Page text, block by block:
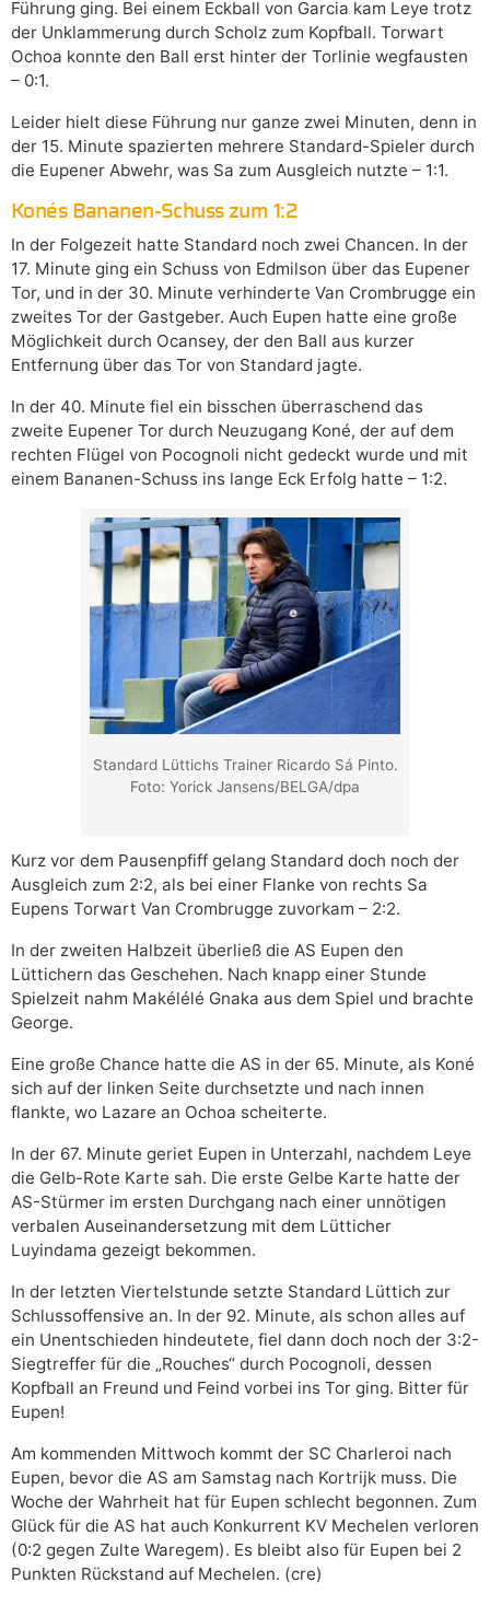
Führung ging. Bei einem Eckball von Garcia kam Leye trotz
der Unklammerung durch Scholz zum Kopfball. Torwart
Ochoa konnte den Ball erst hinter der Torlinie wegfausten
– 0:1.
Leider hielt diese Führung nur ganze zwei Minuten, denn in
der 15. Minute spazierten mehrere Standard-Spieler durch
die Eupener Abwehr, was Sa zum Ausgleich nutzte – 1:1.
Konés Bananen-Schuss zum 1:2
In der Folgezeit hatte Standard noch zwei Chancen. In der
17. Minute ging ein Schuss von Edmilson über das Eupener
Tor, und in der 30. Minute verhinderte Van Crombrugge ein
zweites Tor der Gastgeber. Auch Eupen hatte eine große
Möglichkeit durch Ocansey, der den Ball aus kurzer
Entfernung über das Tor von Standard jagte.
In der 40. Minute fiel ein bisschen überraschend das
zweite Eupener Tor durch Neuzugang Koné, der auf dem
rechten Flügel von Pocognoli nicht gedeckt wurde und mit
einem Bananen-Schuss ins lange Eck Erfolg hatte – 1:2.
Standard Lüttichs Trainer Ricardo Sá Pinto.
Foto: Yorick Jansens/BELGA/dpa
Kurz vor dem Pausenpfiff gelang Standard doch noch der
Ausgleich zum 2:2, als bei einer Flanke von rechts Sa
Eupens Torwart Van Crombrugge zuvorkam – 2:2.
In der zweiten Halbzeit überließ die AS Eupen den
Lüttichern das Geschehen. Nach knapp einer Stunde
Spielzeit nahm Makélélé Gnaka aus dem Spiel und brachte
George.
Eine große Chance hatte die AS in der 65. Minute, als Koné
sich auf der linken Seite durchsetzte und nach innen
flankte, wo Lazare an Ochoa scheiterte.
In der 67. Minute geriet Eupen in Unterzahl, nachdem Leye
die Gelb-Rote Karte sah. Die erste Gelbe Karte hatte der
AS-Stürmer im ersten Durchgang nach einer unnötigen
verbalen Auseinandersetzung mit dem Lütticher
Luyindama gezeigt bekommen.
In der letzten Viertelstunde setzte Standard Lüttich zur
Schlussoffensive an. In der 92. Minute, als schon alles auf
ein Unentschieden hindeutete, fiel dann doch noch der 3:2-
Siegtreffer für die „Rouches“ durch Pocognoli, dessen
Kopfball an Freund und Feind vorbei ins Tor ging. Bitter für
Eupen!
Am kommenden Mittwoch kommt der SC Charleroi nach
Eupen, bevor die AS am Samstag nach Kortrijk muss. Die
Woche der Wahrheit hat für Eupen schlecht begonnen. Zum
Glück für die AS hat auch Konkurrent KV Mechelen verloren
(0:2 gegen Zulte Waregem). Es bleibt also für Eupen bei 2
Punkten Rückstand auf Mechelen. (cre)